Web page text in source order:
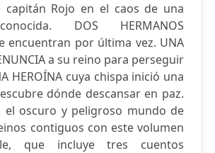
Rojo en el caos de una
DOS HERMANOS
encuentran por última vez. UNA
a su reino para perseguir
HEROÍNA cuya chispa inició una
dónde descansar en paz.
el oscuro y peligroso mundo de
contiguos con este volumen
que incluye tres cuentos